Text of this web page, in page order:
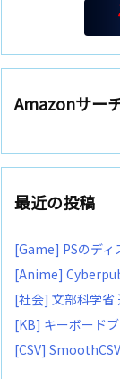
Amazonサー
最近の投稿
[Game] PSのディ
[Anime]
[社会] 文部科学省
[KB] キーボード
[CSV]